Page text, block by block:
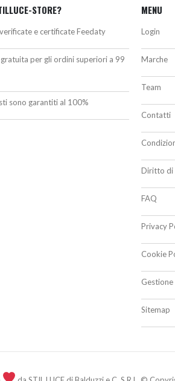
STORE?
e certificate Feedaty
per gli ordini superiori a 99
sono garantiti al 100%
MENU
Login
Marche
Team
Contatti
Diritto di
FAQ
Privacy
Cookie
Sitemap